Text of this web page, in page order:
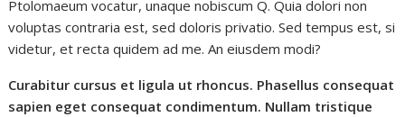
Ptolomaeum vocatur, unaque nobiscum Q. Quia dolori non
voluptas contraria est, sed doloris privatio. Sed tempus est, si
videtur, et recta quidem ad me. An eiusdem modi?
Curabitur cursus et ligula ut rhoncus. Phasellus consequat
sapien eget consequat condimentum. Nullam tristique